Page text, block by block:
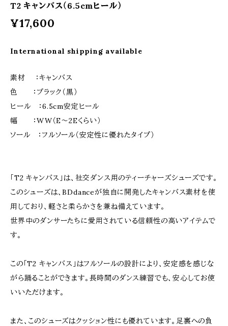
T2 キャンバス（6.5cmヒール）
¥17,600
International shipping available
素材 ：キャンバス
色 ：ブラック（黒）
ヒール ：6.5cm安定ヒール
幅 ：WW（E～2Eくらい）
ソール ：フルソール（安定性に優れたタイプ）
「T2 キャンバス」は、社交ダンス用のティーチャーズシューズです。
このシューズは、BDdanceが独自に開発したキャンバス素材を使
用しており、軽さと柔らかさを兼ね備えています。
世界中のダンサーたちに愛用されている信頼性の高いアイテムで
す。
この「T2 キャンバス」はフルソールの設計により、安定感を感じな
がら踊ることができます。長時間のダンス練習でも、安心してお使
いいただけます。
また、このシューズはクッション性にも優れています。足裏への負